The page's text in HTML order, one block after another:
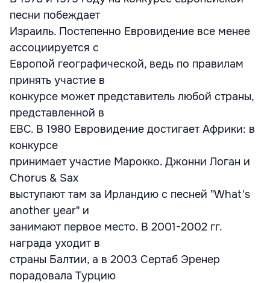
песни побеждает
Израиль. Постепенно Евровидение все менее
ассоциируется с
Европой географической, ведь по правилам
принять участие в
конкурсе может представитель любой страны,
представленной в
ЕВС. В 1980 Евровидение достигает Африки: в
конкурсе
принимает участие Марокко. Джонни Логан и
Chorus & Sax
выступают там за Ирландию с песней "What's
another year" и
занимают первое место. В 2001-2002 гг.
награда уходит в
страны Балтии, а в 2003 Сертаб Эренер
порадовала Турцию